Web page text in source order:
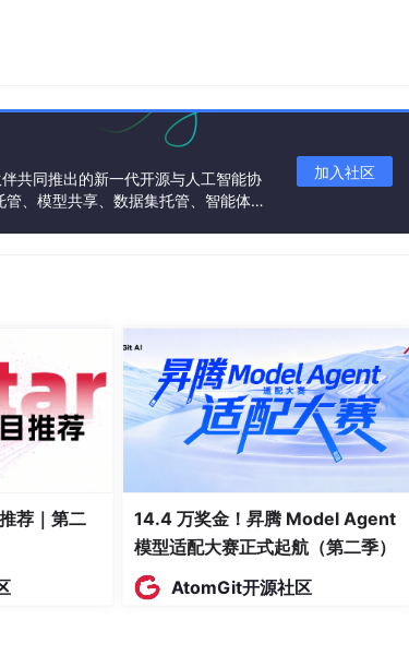
服务端协议。这种设计带来几个实际好
额外封装，查询结果支持部分迭代而不是一次性全
类型的扩展也足够直接。
高级特性，代价是需要对协议本身有一定了解。
范围从 9.5 到 18。安装时没有额外运行时依赖，
共同推出的新一代开源与人工智能协
、模型共享、数据集托管、智能体开
加入社区
荐｜第二
14.4 万奖金！昇腾 Model Agent
模型适配大赛正式起航（第二季）
AtomGit开源社区